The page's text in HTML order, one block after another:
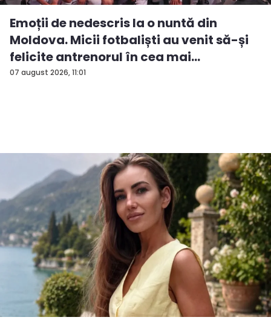
07 august 2026, 11:01
Emoții de nedescris la o nuntă din
Moldova. Micii fotbaliști au venit să-și
felicite antrenorul în cea mai
importan...